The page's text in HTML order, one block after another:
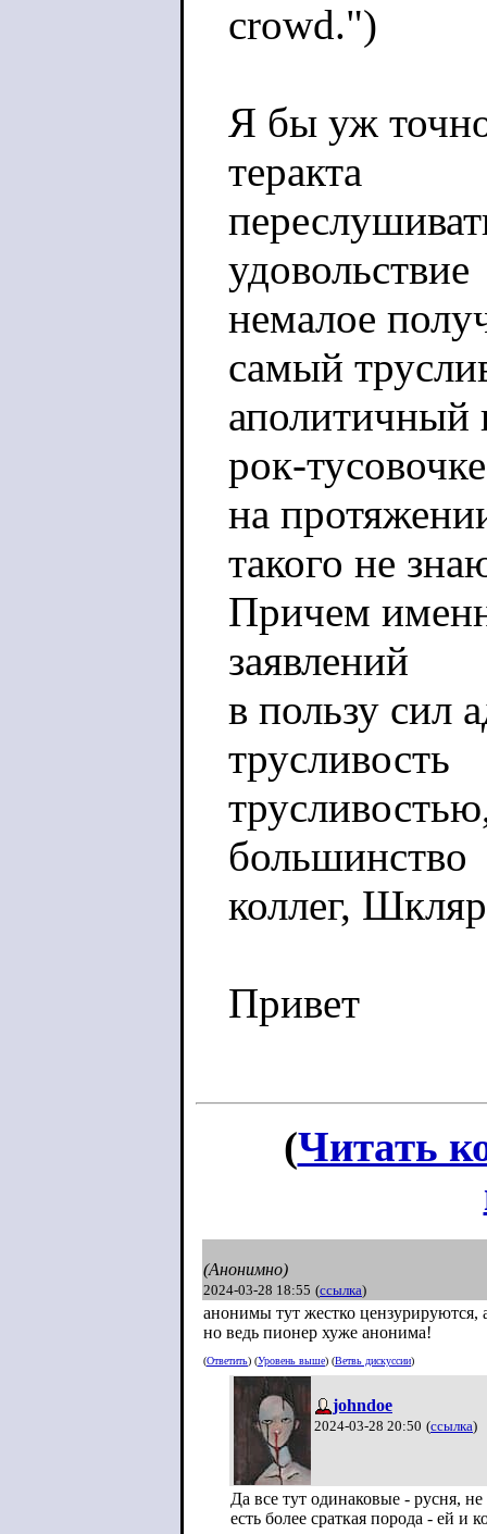
crowd.")
Я бы уж точно
теракта
удовольствие
немалое
самый
аполитичный
рок-тусовочке
на
такого не
Причем
заявлений
в пользу сил
трусливость
большинство
коллег,
Привет
(Читать
(Анонимно)
2024-03-28 18:55 (ссылка)
анонимы тут жестко цензурируются,
но ведь пионер хуже анонима!
(Ответить) (Уровень выше) (Ветвь дискуссии)
johndoe
2024-03-28 20:50 (ссылка)
Да все тут одинаковые - русня,
есть более сраткая порода - ей и